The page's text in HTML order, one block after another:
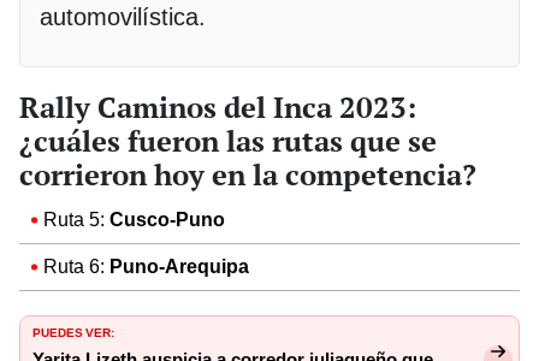
automovilística.
Rally Caminos del Inca 2023:
¿cuáles fueron las rutas que se
corrieron hoy en la competencia?
Ruta 5: Cusco-Puno
Ruta 6: Puno-Arequipa
PUEDES VER: